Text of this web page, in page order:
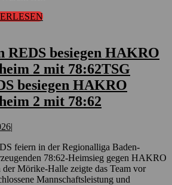
REDS besiegen HAKRO
2 mit 78:62TSG
besiegen HAKRO
2 mit 78:62
|
78:62-Heimsieg gegen HAKRO
Mörike-Halle zeigte das Team vor
Mannschaftsleistung und